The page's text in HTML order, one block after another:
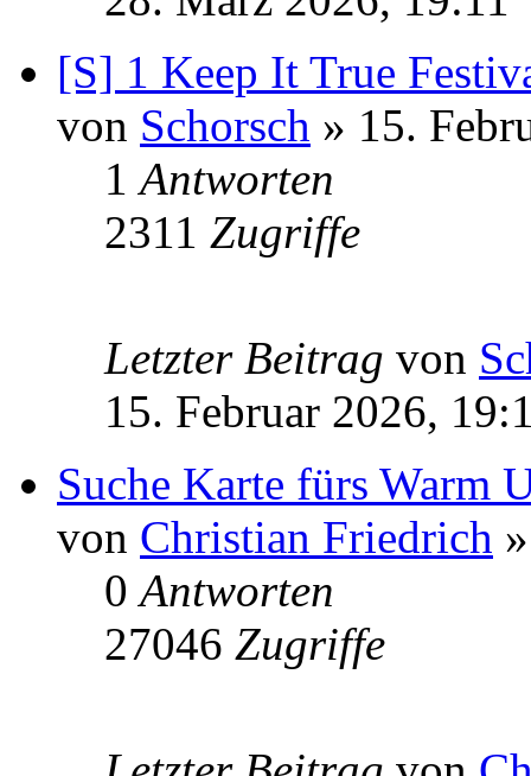
[S] 1 Keep It True
von Schorsch » 15.
1Antworten
2311 Zugriffe
Letzter Beitrag von
15. Februar 2026,
Suche Karte fürs Warm
von Christian Friedrich
0Antworten
27046 Zugriffe